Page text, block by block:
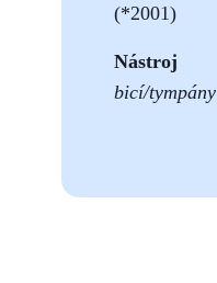
(*2001)
Nástroj
bicí/tympány